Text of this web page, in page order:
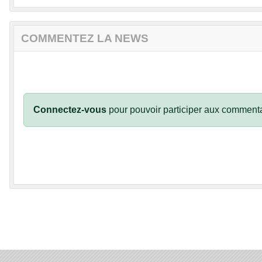
COMMENTEZ LA NEWS
Connectez-vous pour pouvoir participer aux